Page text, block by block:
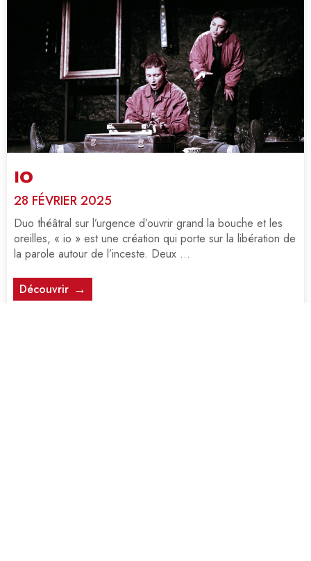
IO
28 FÉVRIER 2025
Duo théâtral sur l’urgence d’ouvrir grand la bouche et les
oreilles, « io » est une création qui porte sur la libération de
la parole autour de l’inceste. Deux ...
Découvrir